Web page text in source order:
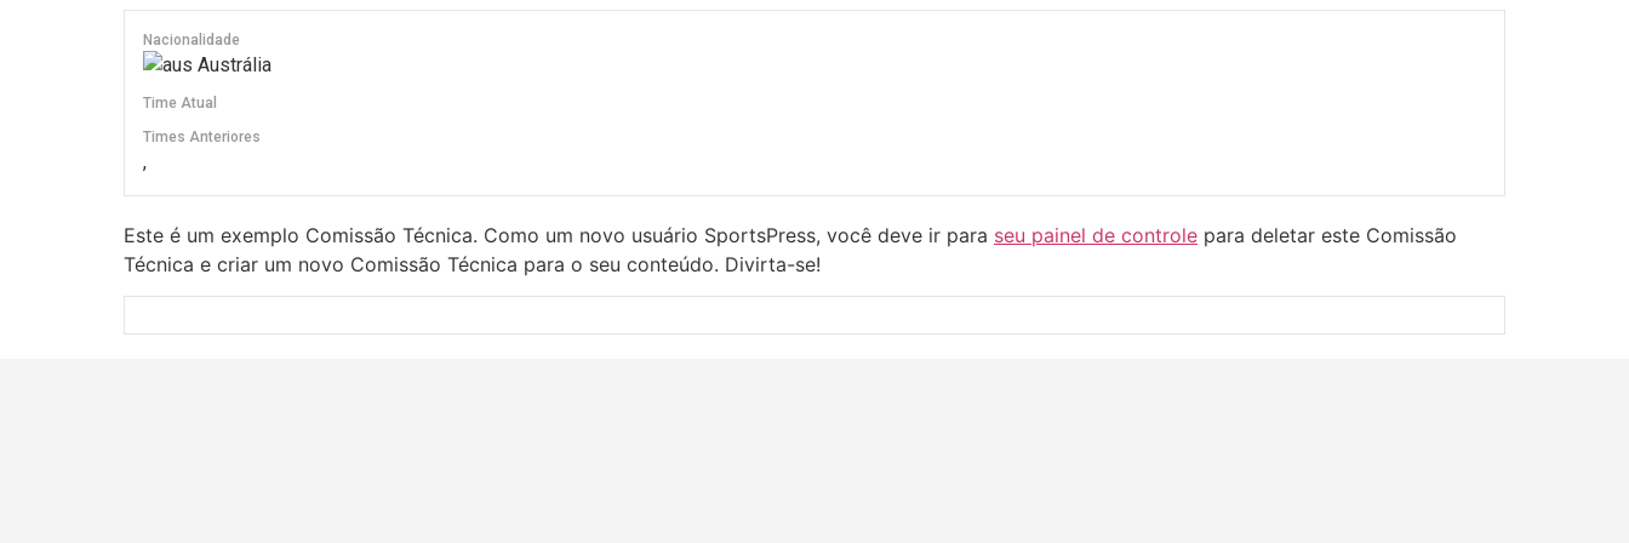
Nacionalidade
Austrália
Time Atual
Times Anteriores
,
Este é um exemplo Comissão Técnica. Como um novo usuário SportsPress, você deve ir para seu painel de controle para deletar este Comissão
Técnica e criar um novo Comissão Técnica para o seu conteúdo. Divirta-se!